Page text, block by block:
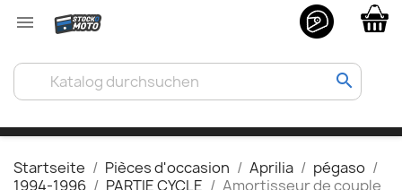

search
Startseite Pièces d'occasion Aprilia
pégaso
1994-1996
PARTIE CYCLE Amortisseur de couple